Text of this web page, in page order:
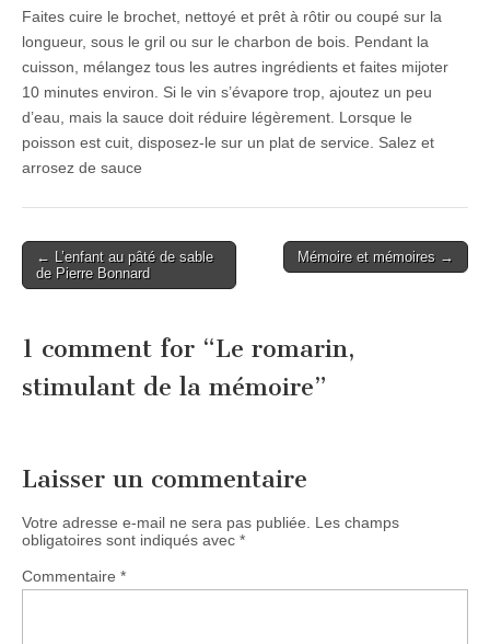
Faites cuire le brochet, nettoyé et prêt à rôtir ou coupé sur la
longueur, sous le gril ou sur le charbon de bois. Pendant la
cuisson, mélangez tous les autres ingrédients et faites mijoter
10 minutes environ. Si le vin s’évapore trop, ajoutez un peu
d’eau, mais la sauce doit réduire légèrement. Lorsque le
poisson est cuit, disposez-le sur un plat de service. Salez et
arrosez de sauce
Post
navigation
← L’enfant au pâté de sable
de Pierre Bonnard
Mémoire et mémoires →
1 comment for “Le romarin,
stimulant de la mémoire”
Laisser un commentaire
Votre adresse e-mail ne sera pas publiée. Les champs
obligatoires sont indiqués avec *
Commentaire *